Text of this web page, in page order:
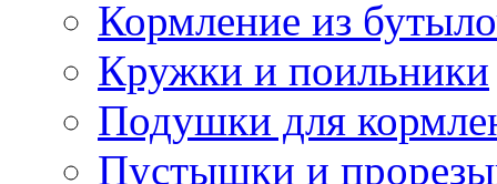
Кормление из
Кружки и поильники
Подушки для
Пустышки и